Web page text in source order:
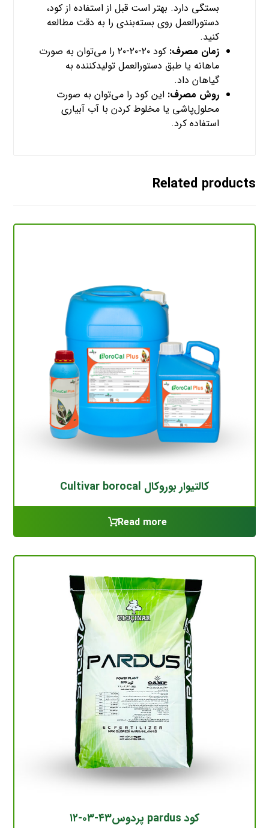
بستگی دارد. بهتر است قبل از استفاده از کود،
دستورالعمل روی بسته‌بندی را به دقت مطالعه
کنید.
زمان مصرف:
کود ۲۰-۲۰-۲۰ را می‌توان به صورت
ماهانه یا طبق دستورالعمل تولیدکننده به
گیاهان داد.
روش مصرف: این کود را می‌توان به صورت
محلول‌پاشی یا مخلوط کردن با آب آبیاری
استفاده کرد.
Related products
کالتیوار بوروکال Cultivar borocal
Read more
کود pardus پردوس۴۳-۰۳-۱۲